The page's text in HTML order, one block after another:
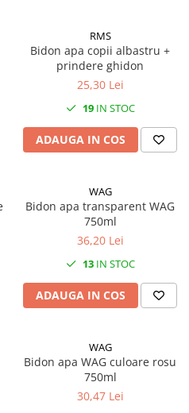
RMS
Bidon apa copii albastru +
prindere ghidon
25,30 Lei
19IN STOC
ADAUGA IN COS
WAG
Bidon apa transparent WAG
750ml
36,20 Lei
13IN STOC
ADAUGA IN COS
WAG
Bidon apa WAG culoare rosu
750ml
30,47 Lei